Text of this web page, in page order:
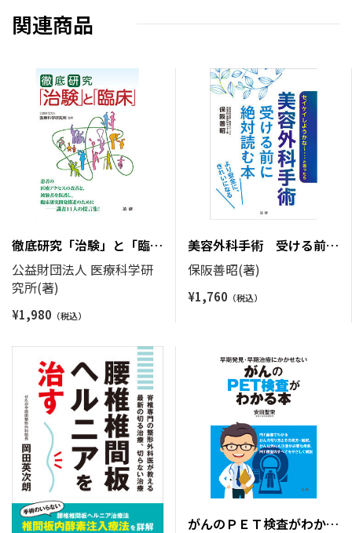
関連商品
徹底研究「治験」と「臨
床」
公益財団法人 医療科学研
究所(著)
¥1,980
美容外科手術 受ける前に
絶対読む本
保阪善昭(著)
¥1,760
がんのＰＥＴ検査がわかる